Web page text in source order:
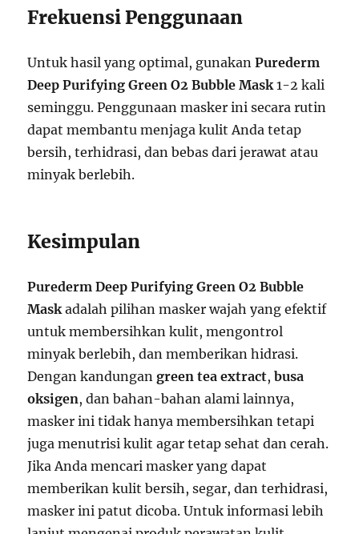
Frekuensi Penggunaan
Untuk hasil yang optimal, gunakanPurederm
Deep Purifying Green O2 Bubble Mask1-2 kali
seminggu. Penggunaan masker ini secara rutin
dapat membantu menjaga kulit Anda tetap
bersih, terhidrasi, dan bebas dari jerawat atau
minyak berlebih.
Kesimpulan
Purederm Deep Purifying Green O2 Bubble
Maskadalah pilihan masker wajah yang efektif
untuk membersihkan kulit, mengontrol
minyak berlebih, dan memberikan hidrasi.
Dengan kandungangreen tea extract,busa
oksigen, dan bahan-bahan alami lainnya,
masker ini tidak hanya membersihkan tetapi
juga menutrisi kulit agar tetap sehat dan cerah.
Jika Anda mencari masker yang dapat
memberikan kulit bersih, segar, dan terhidrasi,
masker ini patut dicoba. Untuk informasi lebih